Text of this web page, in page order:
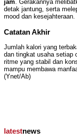
jam. Gerakannya
detak jantung, serta
mood dan kesejahteraan.
Catatan Akhir
Jumlah kalori yang
dan tingkat usaha setiap
ritme yang stabil dan
mampu membawa
(Ynet/Ab)
latestnews